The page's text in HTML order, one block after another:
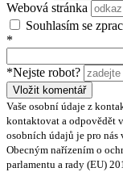
Webová stránka
Souhlasím se
*
*Nejste robot?
Vložit komentář
Vaše osobní údaje z
kontaktovat a odpovědět
osobních údajů je pro
Obecným nařízením o
parlamentu a rady (EU)